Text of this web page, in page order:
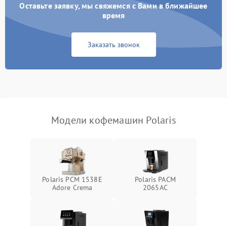
Оставьте заявку, мы свяжемся с Вами в ближайшее
время
Заказать звонок
Модели кофемашин Polaris
Polaris PCM 1538E
Adore Crema
Polaris PACM
2065AC